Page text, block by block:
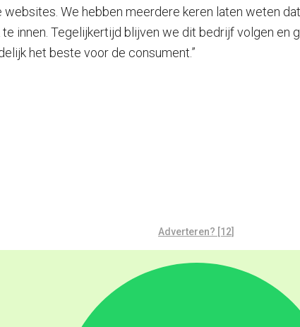
We hebben meerdere keren laten weten
innen. Tegelijkertijd blijven we dit bedrijf volgen
het beste voor de consument.”
Adverteren? [12]